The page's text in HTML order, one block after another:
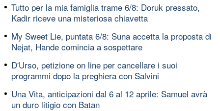
Tutto per la mia famiglia trame 6/8: Doruk pressato,
Kadir riceve una misteriosa chiavetta
My Sweet Lie, puntata 6/8: Suna accetta la proposta di
Nejat, Hande comincia a sospettare
D'Urso, petizione on line per cancellare i suoi
programmi dopo la preghiera con Salvini
Una Vita, anticipazioni dal 6 al 12 aprile: Samuel avrà
un duro litigio con Batan